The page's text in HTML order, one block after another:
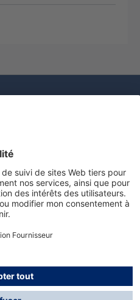
Dräger
et de livraison standard